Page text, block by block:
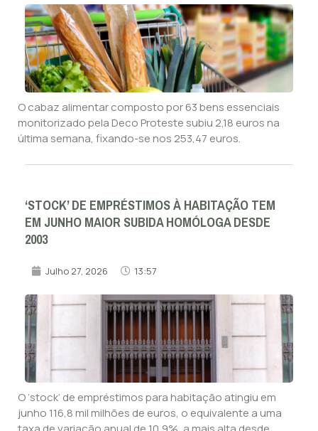
O cabaz alimentar composto por 63 bens essenciais
monitorizado pela Deco Proteste subiu 2,18 euros na
última semana, fixando-se nos 253,47 euros.
‘STOCK’ DE EMPRÉSTIMOS À HABITAÇÃO TEM
EM JUNHO MAIOR SUBIDA HOMÓLOGA DESDE
2003
Julho 27, 2026 13:57
O ‘stock’ de empréstimos para habitação atingiu em
junho 116,8 mil milhões de euros, o equivalente a uma